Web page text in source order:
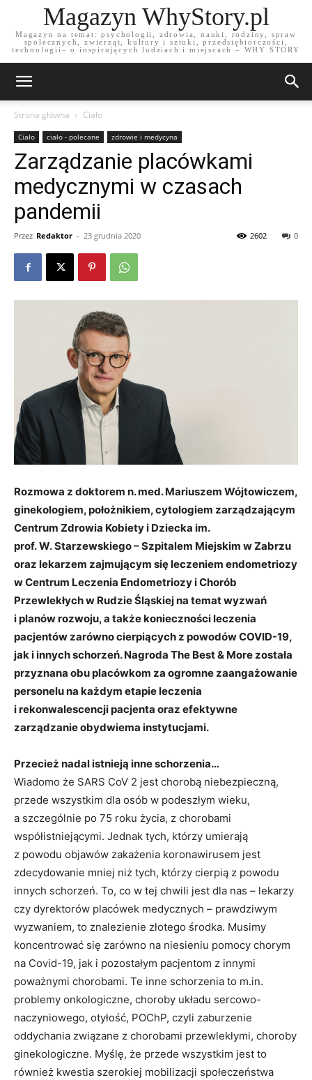
Magazyn WhyStory.pl
Magazyn na temat: psychologii, zdrowia, nauki, rodziny, spraw
społecznych, zwierząt, kultury i sztuki, przedsiębiorczości,
technologii– o inspirujących ludziach i miejscach – WHY STORY
Strona główna Ciało
Ciało ciało - polecane zdrowie i medycyna
Zarządzanie placówkami
medycznymi w czasach
pandemii
Przez Redaktor - 23 grudnia 2020 0
2602
Rozmowa z doktorem n. med. Mariuszem Wójtowiczem,
ginekologiem, położnikiem, cytologiem zarządzającym
Centrum Zdrowia Kobiety i Dziecka im.
prof. W. Starzewskiego – Szpitalem Miejskim w Zabrzu
oraz lekarzem zajmującym się leczeniem endometriozy
w Centrum Leczenia Endometriozy i Chorób
Przewlekłych w Rudzie Śląskiej na temat wyzwań
i planów rozwoju, a także konieczności leczenia
pacjentów zarówno cierpiących z powodów COVID-19,
jak i innych schorzeń. Nagroda The Best & More została
przyznana obu placówkom za ogromne zaangażowanie
personelu na każdym etapie leczenia
i rekonwalescencji pacjenta oraz efektywne
zarządzanie obydwiema instytucjami.
Przecież nadal istnieją inne schorzenia…
Wiadomo że SARS CoV 2 jest chorobą niebezpieczną,
przede wszystkim dla osób w podeszłym wieku,
a szczególnie po 75 roku życia, z chorobami
współistniejącymi. Jednak tych, którzy umierają
z powodu objawów zakażenia koronawirusem jest
zdecydowanie mniej niż tych, którzy cierpią z powodu
innych schorzeń. To, co w tej chwili jest dla nas – lekarzy
czy dyrektorów placówek medycznych – prawdziwym
wyzwaniem, to znalezienie złotego środka. Musimy
koncentrować się zarówno na niesieniu pomocy chorym
na Covid-19, jak i pozostałym pacjentom z innymi
poważnymi chorobami. Te inne schorzenia to m.in.
problemy onkologiczne, choroby układu sercowo-
naczyniowego, otyłość, POChP, czyli zaburzenie
oddychania związane z chorobami przewlekłymi, choroby
ginekologiczne. Myślę, że przede wszystkim jest to
również kwestia szerokiej mobilizacji społeczeństwa